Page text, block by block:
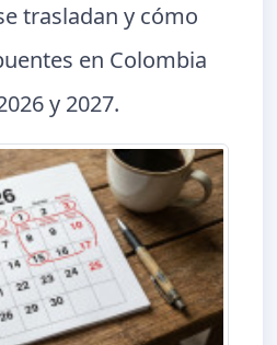
trasladan y cómo
en Colombia
y 2027.